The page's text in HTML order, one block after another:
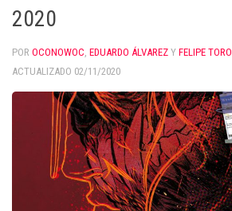
2020
POR OCONOWOC, EDUARDO ÁLVAREZ Y FELIPE TORO
ACTUALIZADO 02/11/2020